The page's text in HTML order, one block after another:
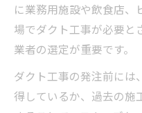
に業務用施設や飲食店、
場でダクト工事が必要と
業者の選定が重要です。
ダクト工事の発注前には
得しているか、過去の施